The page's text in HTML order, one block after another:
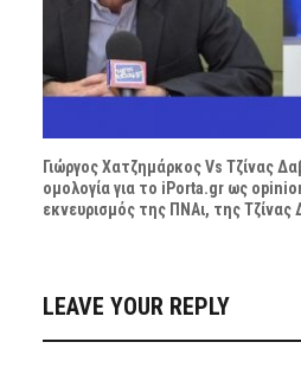
Γιώργος Χατζημάρκος Vs Τζίνας
ομολογία για το iPorta.gr ως
εκνευρισμός της ΠΝΑι, της Τζίνας
LEAVE YOUR REPLY